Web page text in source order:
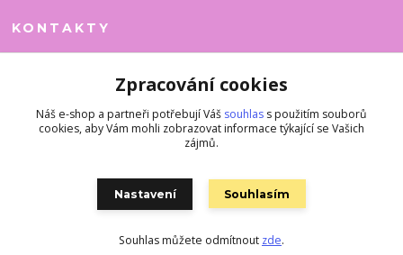
KONTAKTY
+420 731 390 323
superkousky@jetovmode.cz
Vytvořeno na Eshop-rychle.cz
Zpracování cookies
Náš e-shop a partneři potřebují Váš souhlas s použitím souborů
cookies, aby Vám mohli zobrazovat informace týkající se Vašich
zájmů.
Nastavení Souhlasím
Souhlas můžete odmítnout zde.